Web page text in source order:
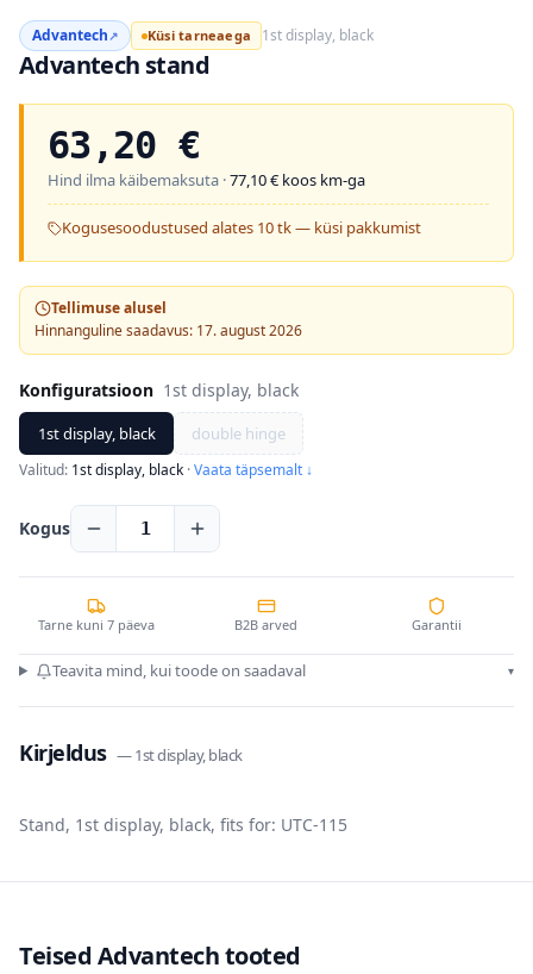
Advantech↗ Küsi tarneaega 1st display, black
Advantech stand
63,20 €
Hind ilma käibemaksuta ·77,10€ koos km-ga
Kogusesoodustused alates 10 tk — küsi pakkumist
Tellimuse alusel
Hinnanguline saadavus: 17. august 2026
Konfiguratsioon 1st display, black
1st display, black double hinge
Valitud: 1st display, black ·Vaata täpsemalt ↓
Kogus 1
Tarne kuni 7 päeva B2B arved Garantii
Teavita mind, kui toode on saadaval ▾
Kirjeldus —1st display, black
Stand, 1st display, black, fits for: UTC-115
Teised Advantech tooted